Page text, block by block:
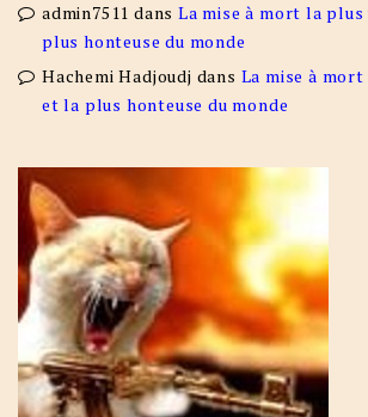
admin7511 dansLa mise à mort la
plus honteuse du monde
Hachemi Hadjoudj dans La mise à
et la plus honteuse du monde